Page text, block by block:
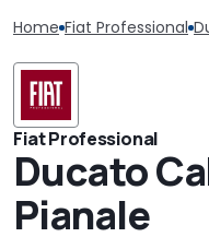
Home Fiat Professional
Fiat Professional
Ducato
Pianale